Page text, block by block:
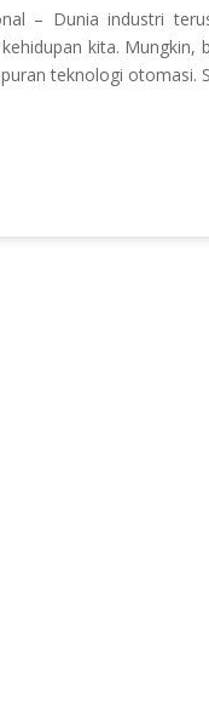
– Dunia industri
kita.
teknologi otomasi.